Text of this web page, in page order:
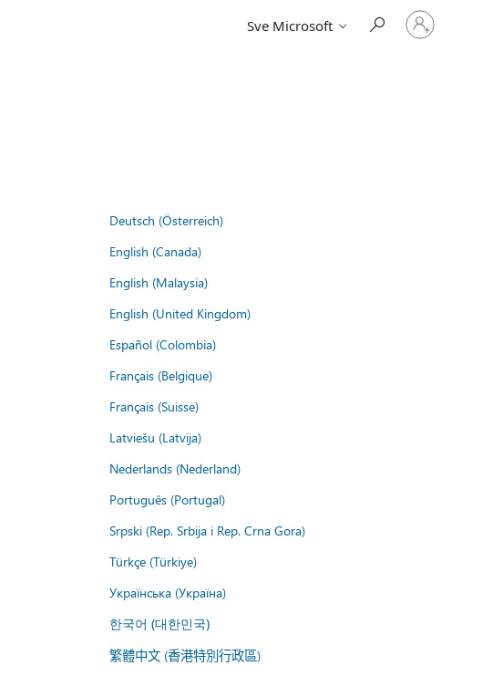
Sve Microsoft
Prijavite
se
Deutsch (Österreich)
English (Canada)
English (Malaysia)
English (United Kingdom)
Español (Colombia)
Français (Belgique)
Français (Suisse)
Latviešu (Latvija)
Nederlands (Nederland)
Português (Portugal)
Srpski (Rep. Srbija i Rep. Crna Gora)
Türkçe (Türkiye)
Українська (Україна)
한국어 (대한민국)
繁體中文 (香港特別行政區)